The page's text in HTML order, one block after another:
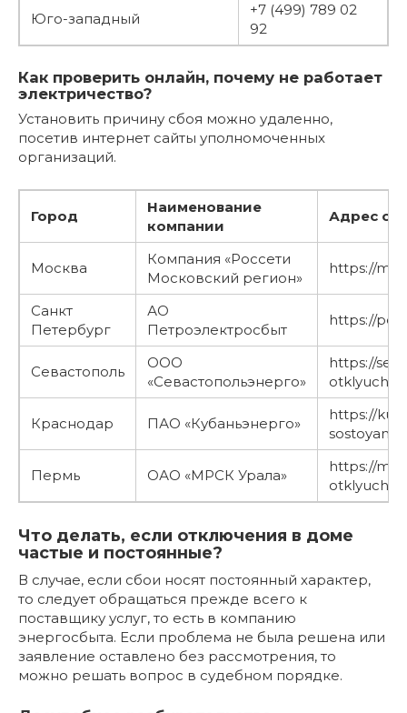
Юго-западный
+7 (499) 789 02
92
Как проверить онлайн, почему не работает
электричество?
Установить причину сбоя можно удаленно,
посетив интернет сайты уполномоченных
организаций.
Город
Наименование
компании
Адрес
Москва
Компания «Россети
Московский регион»
https://
Санкт
Петербург
АО
Петроэлектросбыт
https://
Севастополь
ООО
«Севастопольэнерго»
https://
Краснодар ПАО «Кубаньэнерго»
https://
Пермь ОАО «МРСК Урала»
https://
Что делать, если отключения в доме
частые и постоянные?
В случае, если сбои носят постоянный характер,
то следует обращаться прежде всего к
поставщику услуг, то есть в компанию
энергосбыта. Если проблема не была решена или
заявление оставлено без рассмотрения, то
можно решать вопрос в судебном порядке.